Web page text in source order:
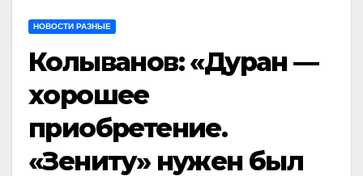
НОВОСТИ РАЗНЫЕ
Колыванов: «Дуран —
хорошее
приобретение.
«Зениту» нужен был